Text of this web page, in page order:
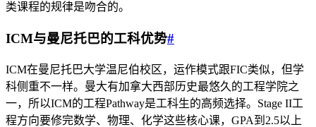
类课程的规律是吻合的。
ICM与曼尼托巴的工科优势#
ICM在曼尼托巴大学温尼伯校区，运作模式跟FIC类似，但学
科侧重不一样。曼大有加拿大西部历史最悠久的工程学院之
一，所以ICM的工程Pathway是工科生的高频选择。Stage II工
程方向要修完数学、物理、化学这些核心课，GPA到2.5以上